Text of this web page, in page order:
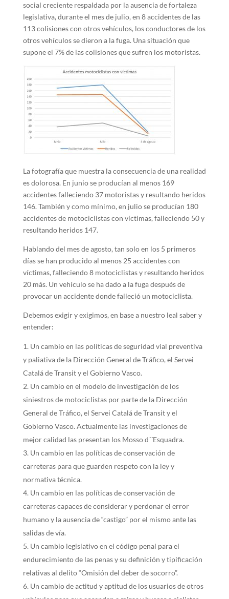
social creciente respaldada por la ausencia de fortaleza
legislativa, durante el mes de julio, en 8 accidentes de las
113 colisiones con otros vehículos, los conductores de los
otros vehículos se dieron a la fuga. Una situación que
supone el 7% de las colisiones que sufren los motoristas.
La fotografía que muestra la consecuencia de una realidad
es dolorosa. En junio se producían al menos 169
accidentes falleciendo 37 motoristas y resultando heridos
146. También y como mínimo, en julio se producían 180
accidentes de motociclistas con víctimas, falleciendo 50 y
resultando heridos 147.
Hablando del mes de agosto, tan solo en los 5 primeros
días se han producido al menos 25 accidentes con
víctimas, falleciendo 8 motociclistas y resultando heridos
20 más. Un vehículo se ha dado a la fuga después de
provocar un accidente donde falleció un motociclista.
Debemos exigir y exigimos, en base a nuestro leal saber y
entender:
Un cambio en las políticas de seguridad vial preventiva
y paliativa de la Dirección General de Tráfico, el Servei
Catalá de Transit y el Gobierno Vasco.
Un cambio en el modelo de investigación de los
siniestros de motociclistas por parte de la Dirección
General de Tráfico, el Servei Catalá de Transit y el
Gobierno Vasco. Actualmente las investigaciones de
mejor calidad las presentan los Mosso d´´Esquadra.
Un cambio en las políticas de conservación de
carreteras para que guarden respeto con la ley y
normativa técnica.
Un cambio en las políticas de conservación de
carreteras capaces de considerar y perdonar el error
humano y la ausencia de “castigo” por el mismo ante las
salidas de vía.
Un cambio legislativo en el código penal para el
endurecimiento de las penas y su definición y tipificación
relativas al delito “Omisión del deber de socorro”.
Un cambio de actitud y aptitud de los usuarios de otros